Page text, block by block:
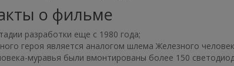
о фильме
разработки еще с 1980 года;
героя является аналогом шлема Железного
муравья были вмонтированы более 150